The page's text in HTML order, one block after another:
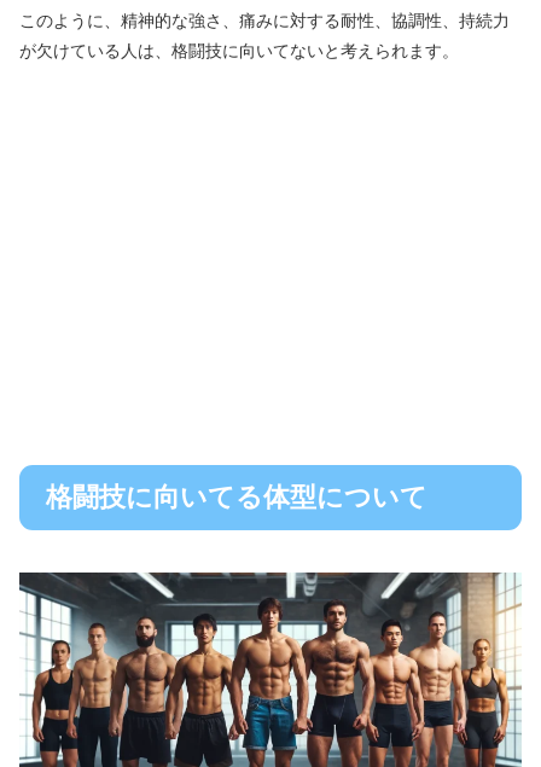
このように、精神的な強さ、痛みに対する耐性、協調性、持続力
が欠けている人は、格闘技に向いてないと考えられます。
格闘技に向いてる体型について